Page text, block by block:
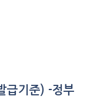
급기준) -정부